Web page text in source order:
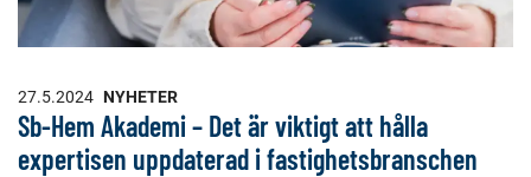
27.5.2024 NYHETER
Sb-Hem Akademi – Det är viktigt att hålla
expertisen uppdaterad i fastighetsbranschen